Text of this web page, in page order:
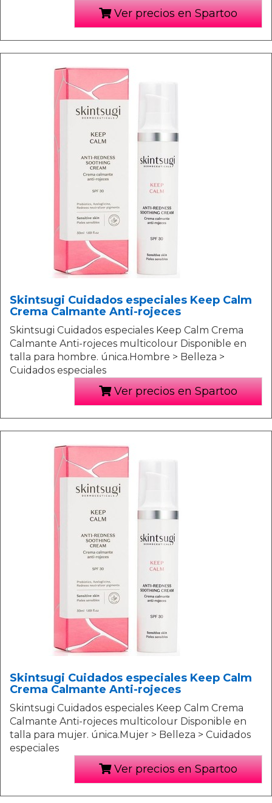
Ver precios en Spartoo
Skintsugi Cuidados especiales Keep Calm
Crema Calmante Anti-rojeces
Skintsugi Cuidados especiales Keep Calm Crema
Calmante Anti-rojeces multicolour Disponible en
talla para hombre. única.Hombre > Belleza >
Cuidados especiales
Ver precios en Spartoo
Skintsugi Cuidados especiales Keep Calm
Crema Calmante Anti-rojeces
Skintsugi Cuidados especiales Keep Calm Crema
Calmante Anti-rojeces multicolour Disponible en
talla para mujer. única.Mujer > Belleza > Cuidados
especiales
Ver precios en Spartoo